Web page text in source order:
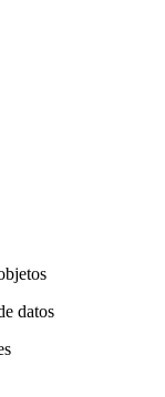
datos